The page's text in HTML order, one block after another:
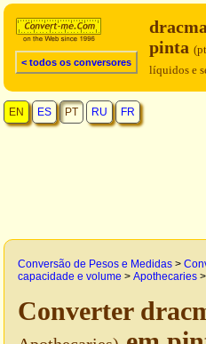
< todos os conversores
pinta
líquidos e
EN ES PT RU FR
Conversão de Pesos e Medidas >
capacidade e volume > Apothecaries >
Converter